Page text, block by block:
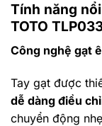
Tính năng
TOTO
Công nghệ gạt
Tay gạt được
dễ dàng điều
chuyển động